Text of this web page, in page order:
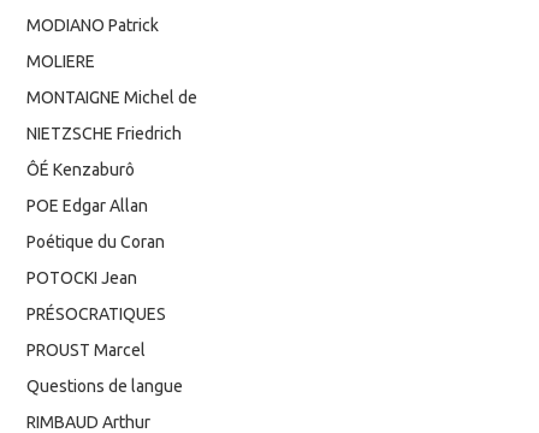
MODIANO Patrick
MOLIERE
MONTAIGNE Michel de
NIETZSCHE Friedrich
ÔÉ Kenzaburô
POE Edgar Allan
Poétique du Coran
POTOCKI Jean
PRÉSOCRATIQUES
PROUST Marcel
Questions de langue
RIMBAUD Arthur